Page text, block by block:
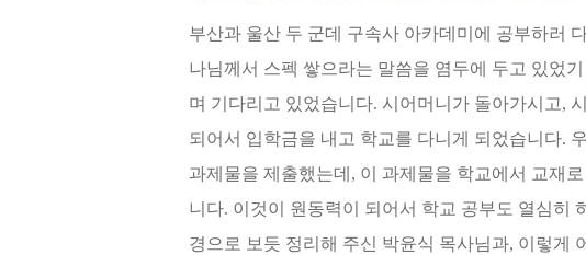
부산과 울산 두 군데 구속사 아카데미에 공부하러
나님께서 스펙 쌓으라는 말씀을 염두에 두고 있었
며 기다리고 있었습니다. 시어머니가 돌아가시고,
되어서 입학금을 내고 학교를 다니게 되었습니다.
과제물을 제출했는데, 이 과제물을 학교에서 교재
니다. 이것이 원동력이 되어서 학교 공부도 열심히
경으로 보듯 정리해 주신 박윤식 목사님과, 이렇게